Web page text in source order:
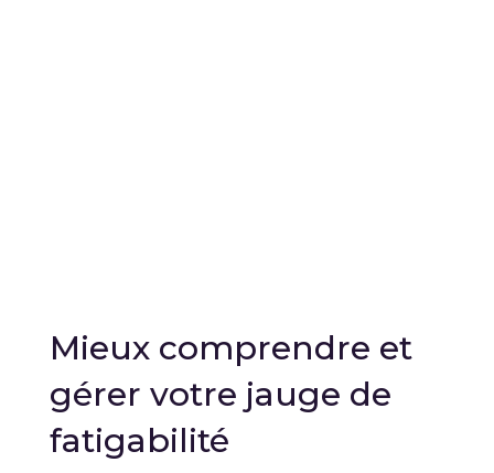
Mieux comprendre et
gérer votre jauge de
fatigabilité